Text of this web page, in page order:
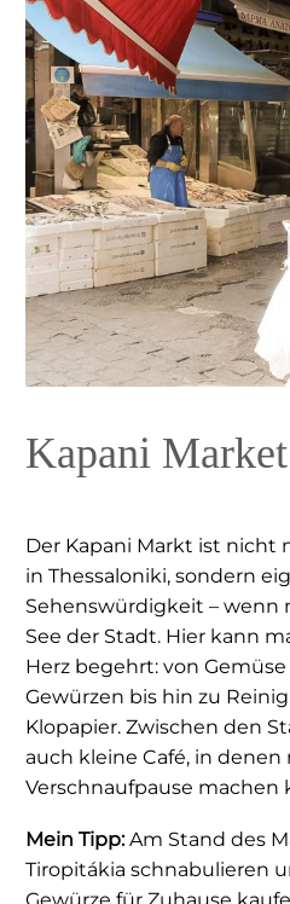
Kapani Market
Der Kapani Markt ist nicht
in Thessaloniki, sondern
Sehenswürdigkeit – wenn
See der Stadt. Hier kann
Herz begehrt: von
Gewürzen bis hin zu
Klopapier. Zwischen den
auch kleine Café, in
Verschnaufpause machen
Mein Tipp:Am Stand des
Tiropitákia schnabulieren
Gewürze für Zuhause